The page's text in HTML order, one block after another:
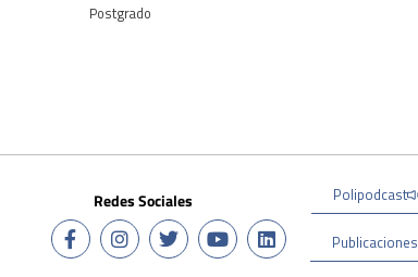
Postgrado
Redes Sociales Polipodcast
Publicaciones